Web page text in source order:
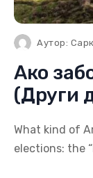
Аутор:
Ако
(Други
What kind of
elections: the